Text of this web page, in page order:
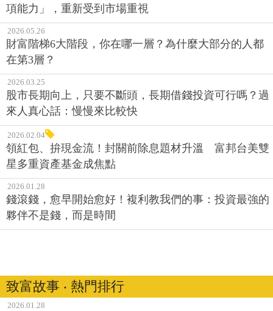
項能力」，重新受到市場重視
2026.05.26
財富階梯6大階段，你在哪一層？為什麼大部分的人都
在第3層？
2026.03.25
股市長期向上，只要不斷頭，長期借錢投資可行嗎？過
來人真心話：慢慢來比較快
2026.02.04
領紅包、拚現金流！封關前除息題材升溫 富邦台美雙
星多重資產基金成焦點
2026.01.28
錢滾錢，愈早開始愈好！複利教我們的事：投資最強的
夥伴不是錢，而是時間
致富故事 ‧ 熱門排行
2026.01.28